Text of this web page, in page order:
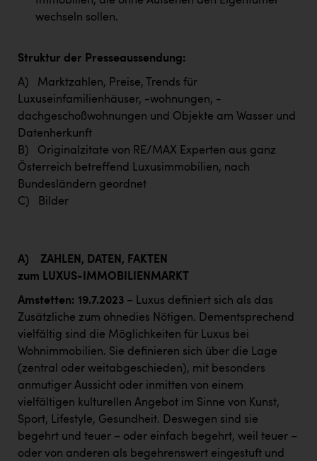
wechseln sollen.
Struktur der Presseaussendung:
A) Marktzahlen, Preise, Trends für
Luxuseinfamilienhäuser, -wohnungen, -
dachgeschoßwohnungen und Objekte am Wasser und
Datenherkunft
B) Originalzitate von RE/MAX Experten aus ganz
Österreich betreffend Luxusimmobilien, nach
Bundesländern geordnet
C) Bilder
A)
ZAHLEN, DATEN, FAKTEN
zum LUXUS-IMMOBILIENMARKT
Amstetten: 19.7.2023 – Luxus definiert sich als das
Zusätzliche zum ohnedies Nötigen. Dementsprechend
vielfältig sind die Möglichkeiten für Luxus bei
Wohnimmobilien. Sie definieren sich über die Lage
(zentral oder weitabgeschieden), mit besonders
anmutiger Aussicht oder inmitten von einem
vielfältigen kulturellen Angebot im Sinne von Kunst,
Sport, Lifestyle, Gesundheit. Deswegen sind sie
begehrt und teuer – oder einfach begehrt, weil teuer –
oder von anderen als begehrenswert eingestuft und